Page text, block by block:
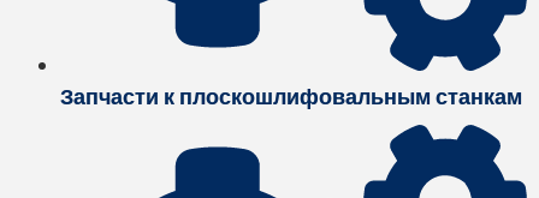
Запчасти к плоскошлифовальным станкам